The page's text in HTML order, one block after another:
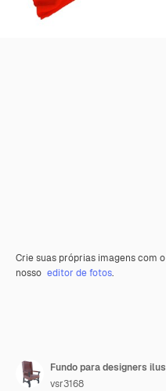
Crie suas próprias imagens com o
nosso editor de fotos.
vsr3168